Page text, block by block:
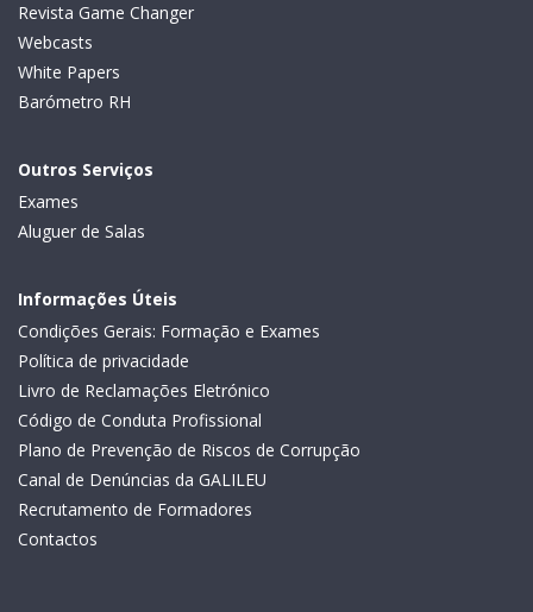
Revista Game Changer
Webcasts
White Papers
Barómetro RH
Outros Serviços
Exames
Aluguer de Salas
Informações Úteis
Condições Gerais: Formação e Exames
Política de privacidade
Livro de Reclamações Eletrónico
Código de Conduta Profissional
Plano de Prevenção de Riscos de Corrupção
Canal de Denúncias da GALILEU
Recrutamento de Formadores
Contactos